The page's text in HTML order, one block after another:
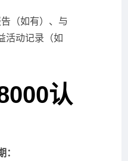
（如有）、与
活动记录（如
认
：